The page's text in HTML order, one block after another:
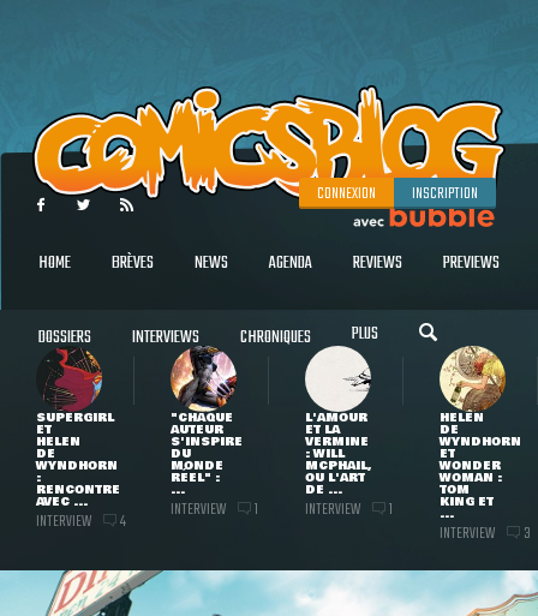
CONNEXION INSCRIPTION
HOME BRÈVES NEWS AGENDA REVIEWS PREVIEWS
DOSSIERS INTERVIEWS CHRONIQUES PLUS
SUPERGIRL
ET
HELEN
DE
WYNDHORN
:
RENCONTRE
AVEC ...
INTERVIEW 4
"CHAQUE
AUTEUR
S'INSPIRE
DU
MONDE
RÉEL" :
...
INTERVIEW 1
L'AMOUR
ET LA
VERMINE
: WILL
MCPHAIL,
OU L'ART
DE ...
INTERVIEW 1
HELEN
DE
WYNDHORN
ET
WONDER
WOMAN :
TOM
KING ET
...
INTERVIEW 3